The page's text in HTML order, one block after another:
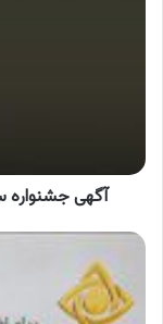
و
آگهی جشنواره
آگهی
فروشگاه
های
سراسری